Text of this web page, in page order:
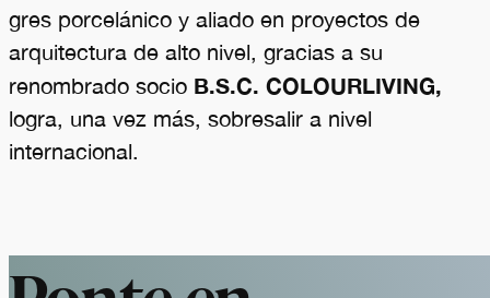
gres porcelánico y aliado en proyectos de
arquitectura de alto nivel, gracias a su
renombrado socio B.S.C. COLOURLIVING,
logra, una vez más, sobresalir a nivel
internacional.